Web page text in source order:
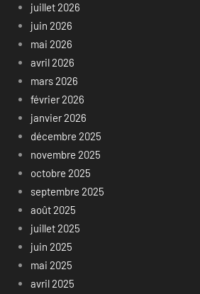
juillet 2026
juin 2026
mai 2026
avril 2026
mars 2026
février 2026
janvier 2026
décembre 2025
novembre 2025
octobre 2025
septembre 2025
août 2025
juillet 2025
juin 2025
mai 2025
avril 2025